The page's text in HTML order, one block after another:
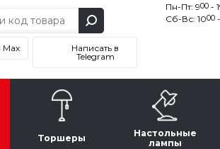
Max
Написать в
Telegram
Пн-Пт: 900 -
Сб-Вс: 1000
Торшеры
Настольные
лампы